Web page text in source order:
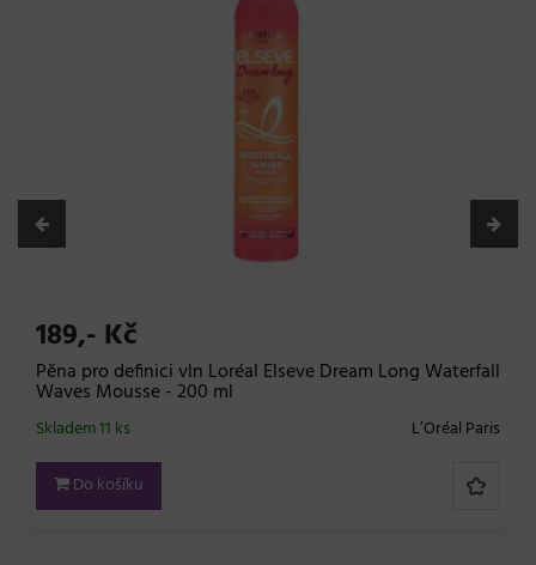
189,- Kč
Pěna pro definici vln Loréal Elseve Dream Long Waterfall
Waves Mousse - 200 ml
L’Oréal Paris
Skladem 11 ks
Do košíku